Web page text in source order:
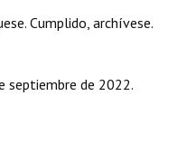
Cumplido, archívese.
septiembre de 2022.